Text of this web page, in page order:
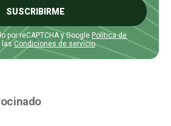
SUSCRIBIRME
por reCAPTCHA y Google Política de
lasCondiciones de servicio.